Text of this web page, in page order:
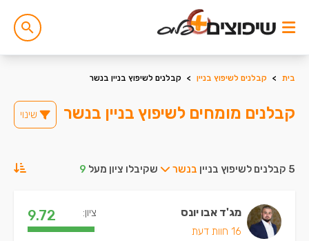
בית > קבלנים לשיפוץ בניין > קבלנים לשיפוץ בניין בנשר
קבלנים מומחים לשיפוץ בניין בנשר שינוי
5 קבלנים לשיפוץ בניין בנשר שקיבלו ציון מעל 9
מג'ד אבו יונס
16 חוות דעת
ציון: 9.72